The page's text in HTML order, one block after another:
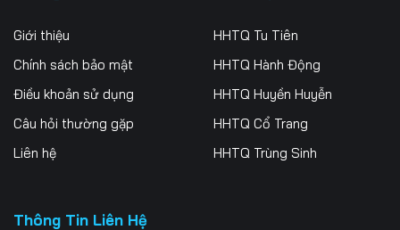
Tập 196 Tập 197 Tập 198
Tập 199 Tập 200 Tập 201
Tập 208
Giới thiệu
Chính sách bảo mật
Điều khoản sử dụng
Câu hỏi thường gặp
Liên hệ
HHTQ Tu Tiên
HHTQ Hành Động
HHTQ Huyền Huyễn
HHTQ Cổ Trang
HHTQ Trùng Sinh
Thông Tin Liên Hệ